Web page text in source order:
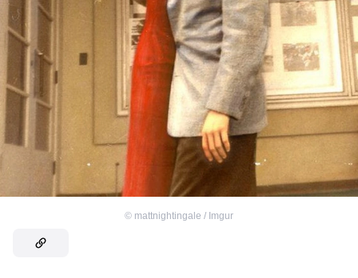
© mattnightingale / Imgur